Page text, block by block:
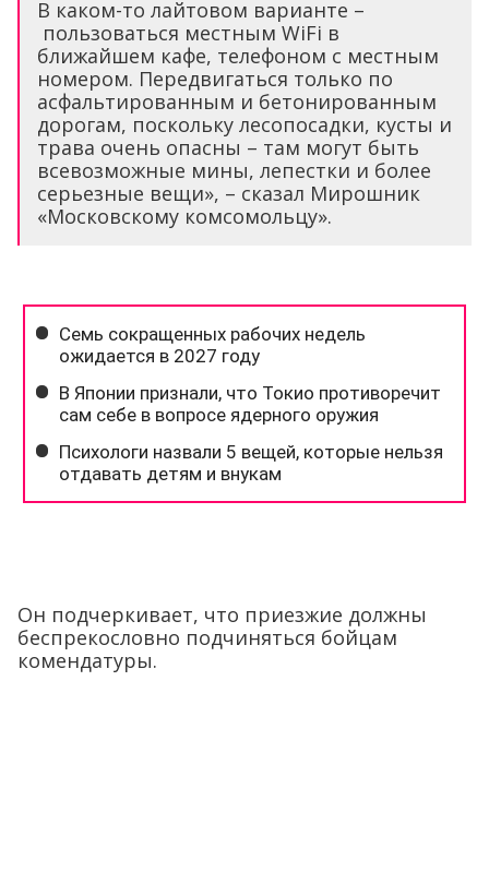
В каком-то лайтовом варианте –
пользоваться местным WiFi в
ближайшем кафе, телефоном с местным
номером. Передвигаться только по
асфальтированным и бетонированным
дорогам, поскольку лесопосадки, кусты и
трава очень опасны – там могут быть
всевозможные мины, лепестки и более
серьезные вещи», – сказал Мирошник
«Московскому комсомольцу».
Он подчеркивает, что приезжие должны
беспрекословно подчиняться бойцам
комендатуры.